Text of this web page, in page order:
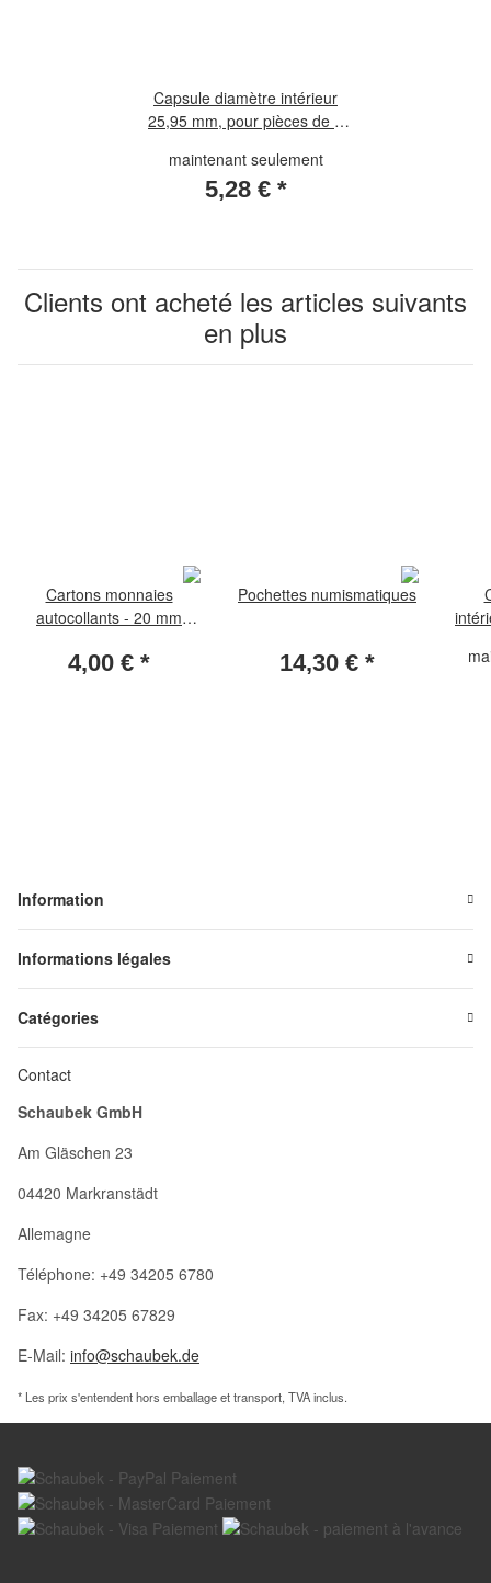
Capsule diamètre intérieur
25,95 mm, pour pièces de 2
maintenant seulement
5,28 € *
Clients ont acheté les articles suivants
en plus
Cartons monnaies
autocollants - 20 mm
4,00 € *
Pochettes numismatiques
14,30 € *
Information
Informations légales
Catégories
Contact
Schaubek GmbH
Am Gläschen 23
04420 Markranstädt
Allemagne
Téléphone: +49 34205 6780
Fax: +49 34205 67829
E-Mail: info@schaubek.de
* Les prix s'entendent hors emballage et transport, TVA inclus.